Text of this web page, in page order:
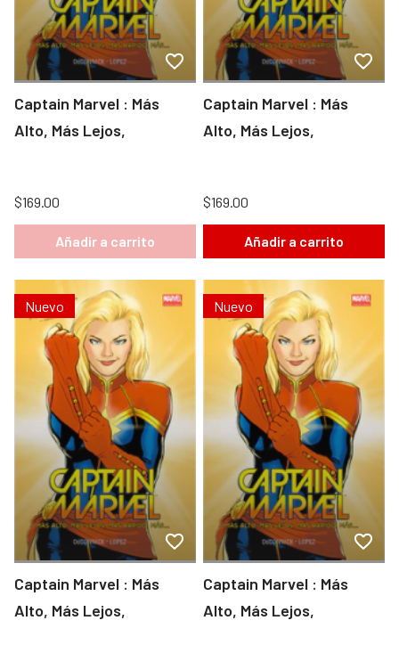
Captain Marvel : Más
Alto, Más Lejos,
$169.00
Añadir a carrito
Captain Marvel : Más
Alto, Más Lejos,
$169.00
Añadir a carrito
Nuevo
Captain Marvel : Más
Alto, Más Lejos,
Nuevo
Captain Marvel : Más
Alto, Más Lejos,